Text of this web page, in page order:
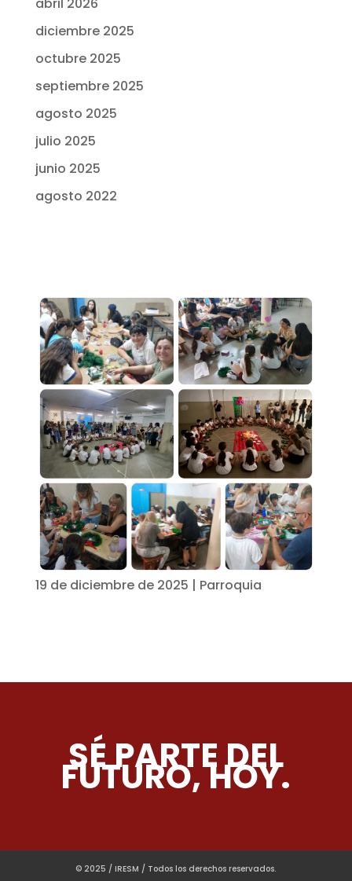
abril 2026
diciembre 2025
octubre 2025
septiembre 2025
agosto 2025
julio 2025
junio 2025
agosto 2022
19 de diciembre de 2025 | Parroquia
SÉ PARTE DEL
FUTURO, HOY.
© 2025 / IRESM / Todos los derechos reservados.